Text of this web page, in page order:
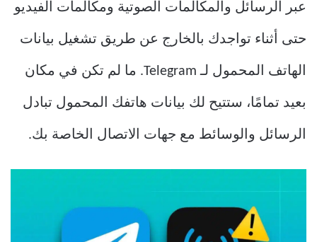
عبر الرسائل والمكالمات الصوتية ومكالمات الفيديو
حتى أثناء تواجدك بالخارج عن طريق تشغيل بيانات
الهاتف المحمول لـ Telegram. ما لم تكن في مكان
بعيد تمامًا، ستتيح لك بيانات هاتفك المحمول تبادل
الرسائل والوسائط مع جهات الاتصال الخاصة بك.